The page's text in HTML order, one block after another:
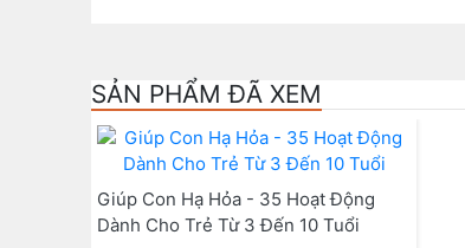
SẢN PHẨM ĐÃ XEM
Giúp Con Hạ Hỏa - 35 Hoạt Động
Dành Cho Trẻ Từ 3 Đến 10 Tuổi